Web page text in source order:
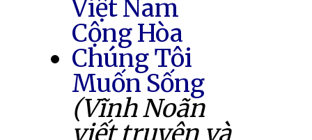
Việt Nam
Cộng Hòa
Chúng Tôi
Muốn Sống
(Vĩnh Noãn
viết truyện và